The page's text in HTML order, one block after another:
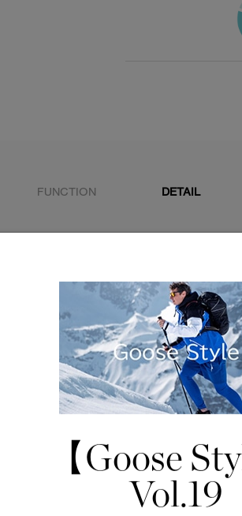
FUNCTION DETAIL
2WAYジッパー
バックヘムにプリーツを入れ、
外側にスナップボタン付きのウ
仕様が変更する場合がございま
【Goose
Vol.19